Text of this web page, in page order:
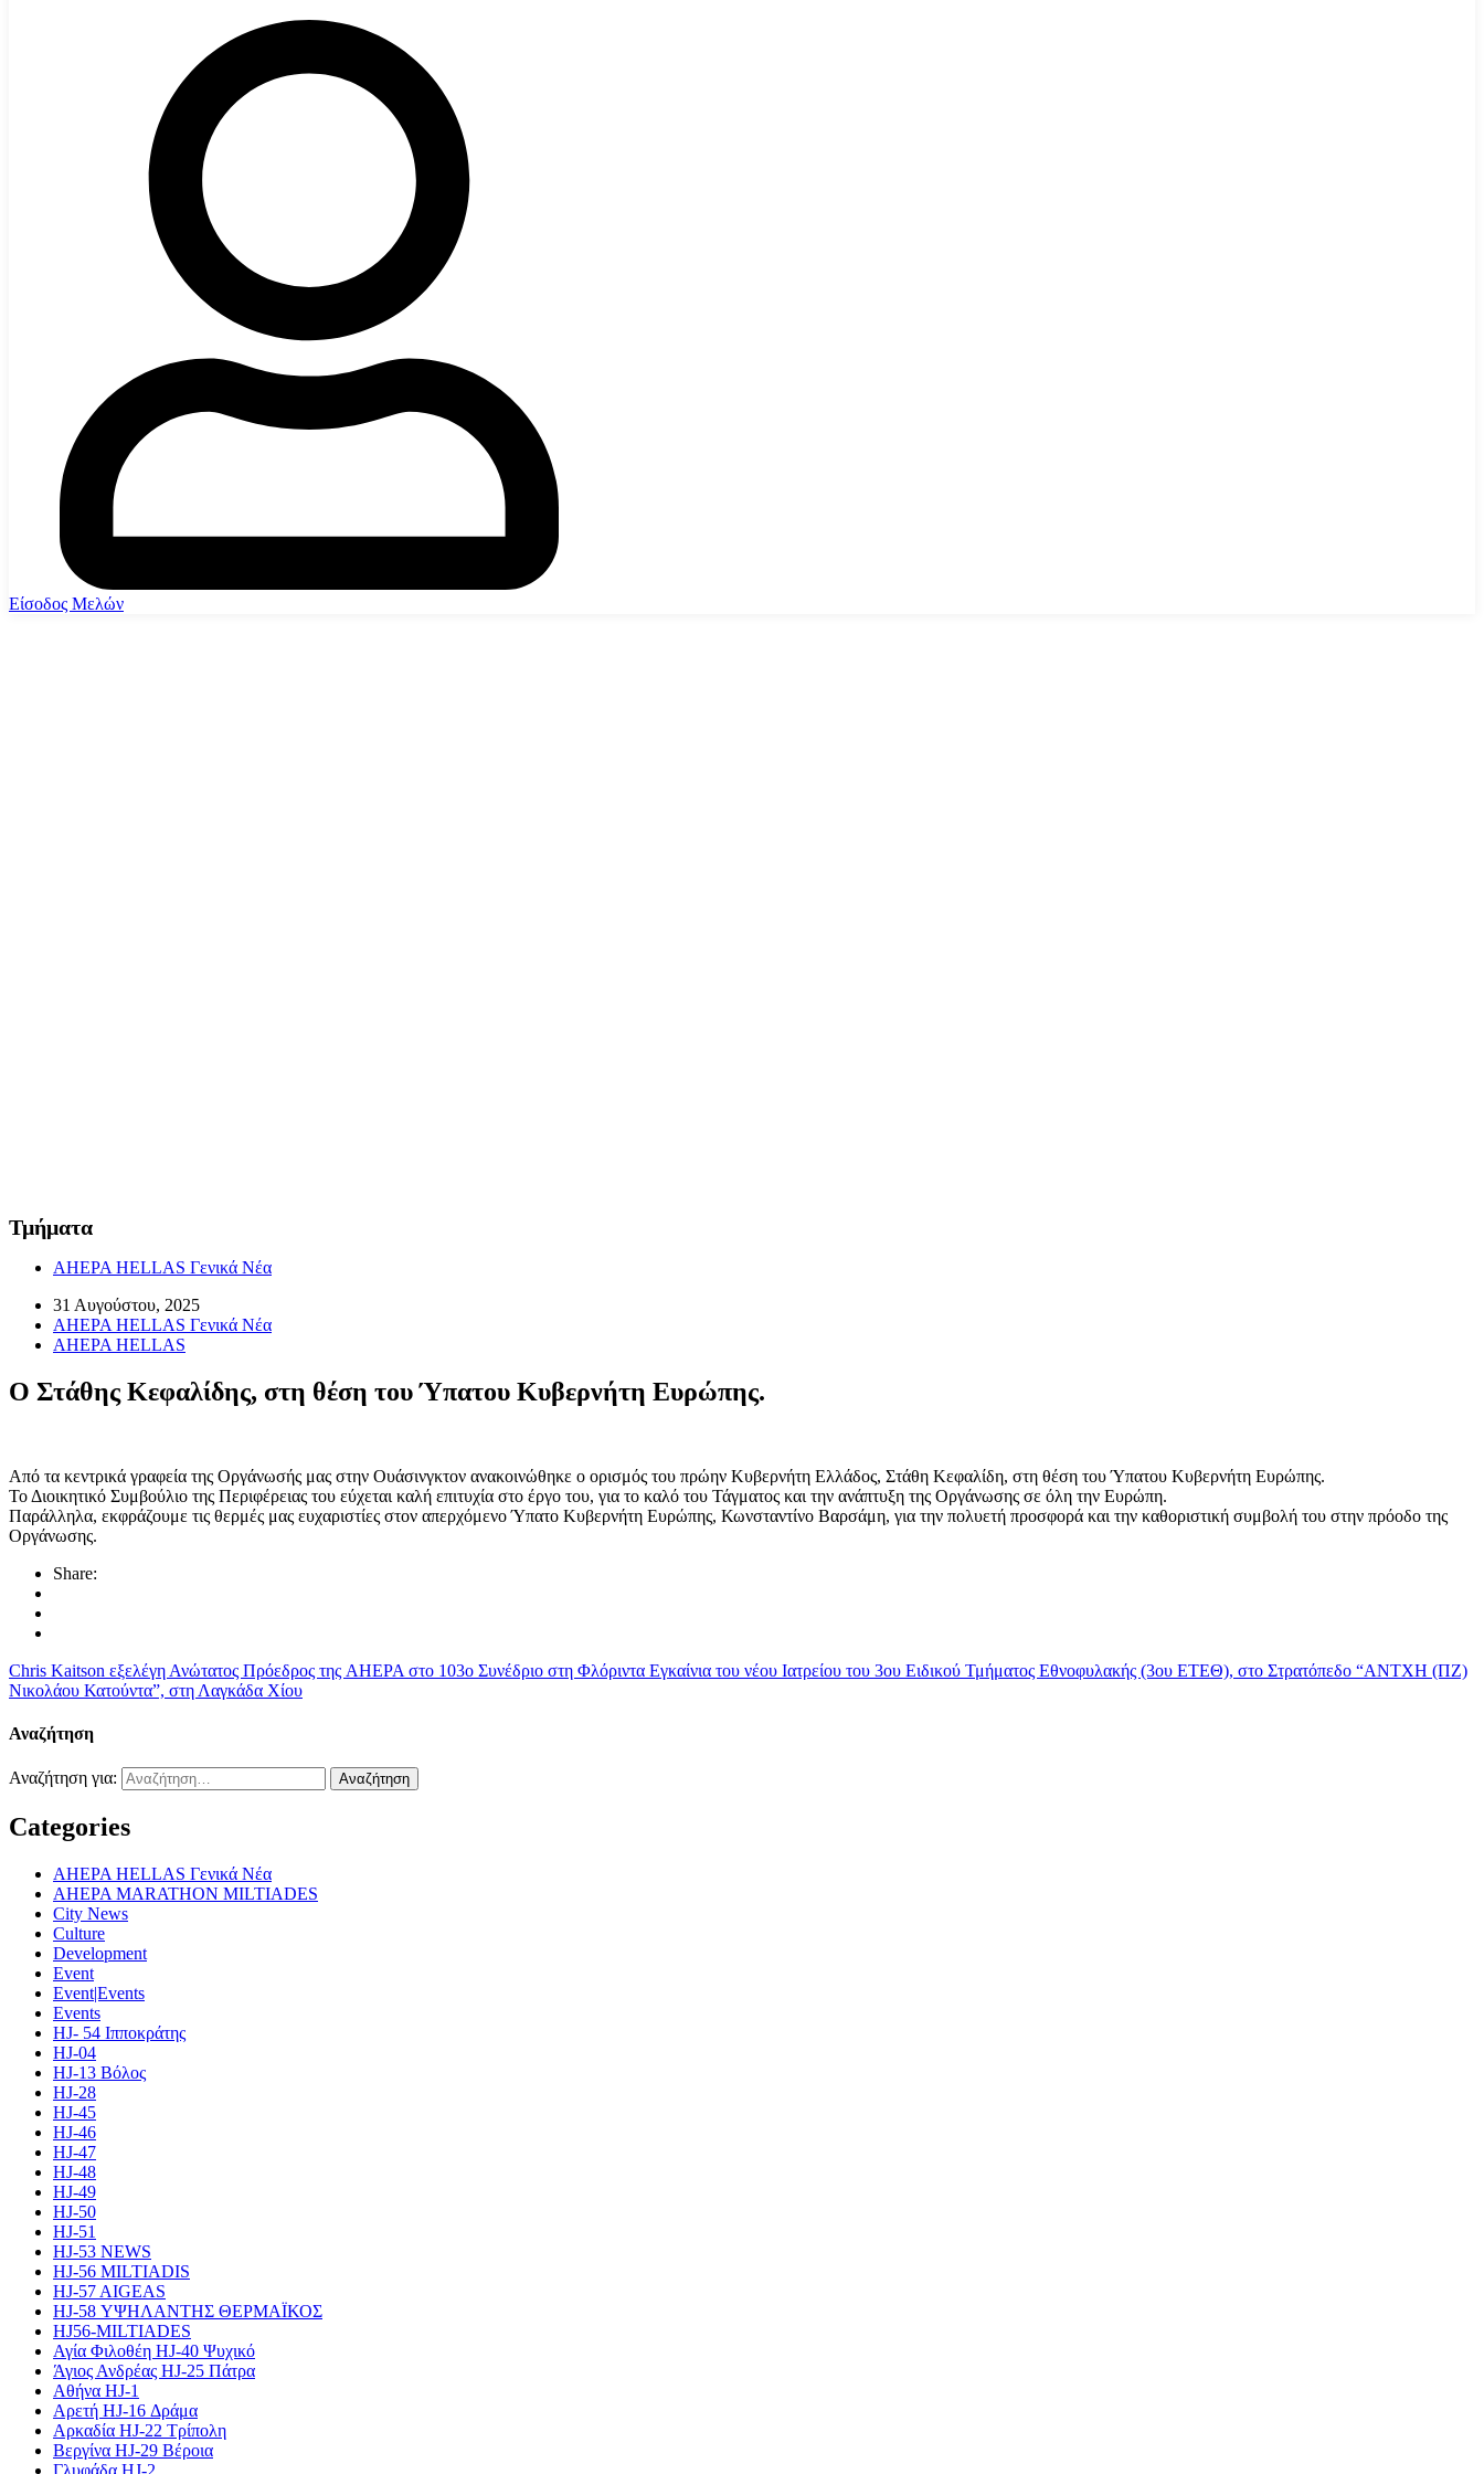
Είσοδος Μελών
Τμήματα
AHEPA HELLAS Γενικά Νέα
31 Αυγούστου, 2025
AHEPA HELLAS Γενικά Νέα
AHEPA HELLAS
Ο Στάθης Κεφαλίδης, στη θέση του Ύπατου Κυβερνήτη Ευρώπης.
Από τα κεντρικά γραφεία της Οργάνωσής μας στην Ουάσινγκτον ανακοινώθηκε ο ορισμός του πρώην Κυβερνήτη Ελλάδος, Στάθη Κεφαλίδη, στη θέση του Ύπατου Κυβερνήτη Ευρώπης.
Το Διοικητικό Συμβούλιο της Περιφέρειας του εύχεται καλή επιτυχία στο έργο του, για το καλό του Τάγματος και την ανάπτυξη της Οργάνωσης σε όλη την Ευρώπη.
Παράλληλα, εκφράζουμε τις θερμές μας ευχαριστίες στον απερχόμενο Ύπατο Κυβερνήτη Ευρώπης, Κωνσταντίνο Βαρσάμη, για την πολυετή προσφορά και την καθοριστική συμβολή του στην πρόοδο της
Οργάνωσης.
Share:
Chris Kaitson εξελέγη Ανώτατος Πρόεδρος της AHEPA στο 103ο Συνέδριο στη Φλόριντα Εγκαίνια του νέου Ιατρείου του 3ου Ειδικού Τμήματος Εθνοφυλακής (3ου ΕΤΕΘ), στο Στρατόπεδο “ΑΝΤΧΗ (ΠΖ)
Νικολάου Κατούντα”, στη Λαγκάδα Χίου
Αναζήτηση
Αναζήτηση για:
Categories
AHEPA HELLAS Γενικά Νέα
AHEPA MARATHON MILTIADES
City News
Culture
Development
Event
Event|Events
Events
HJ- 54 Ιπποκράτης
HJ-04
HJ-13 Βόλος
HJ-28
HJ-45
HJ-46
HJ-47
HJ-48
HJ-49
HJ-50
HJ-51
HJ-53 NEWS
HJ-56 MILTIADIS
HJ-57 AIGEAS
HJ-58 ΥΨΗΛΑΝΤΗΣ ΘΕΡΜΑΪΚΟΣ
HJ56-MILTIADES
Αγία Φιλοθέη HJ-40 Ψυχικό
Άγιος Ανδρέας HJ-25 Πάτρα
Αθήνα HJ-1
Αρετή HJ-16 Δράμα
Αρκαδία HJ-22 Τρίπολη
Βεργίνα HJ-29 Βέροια